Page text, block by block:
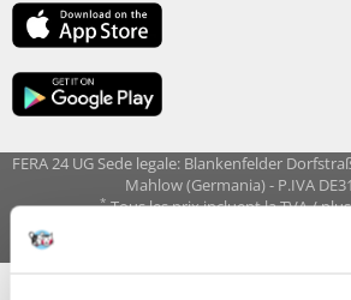
FERA 24 UG Sede legale: Blankenfelder
Mahlow (Germania) - P.IVA
*Tous les prix incluent la TVA /